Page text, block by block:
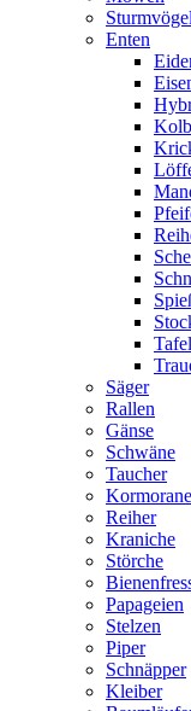
Sturmvögel
Enten
Säger
Rallen
Gänse
Schwäne
Taucher
Kormorane
Reiher
Kraniche
Störche
Papageien
Stelzen
Piper
Schnäpper
Kleiber